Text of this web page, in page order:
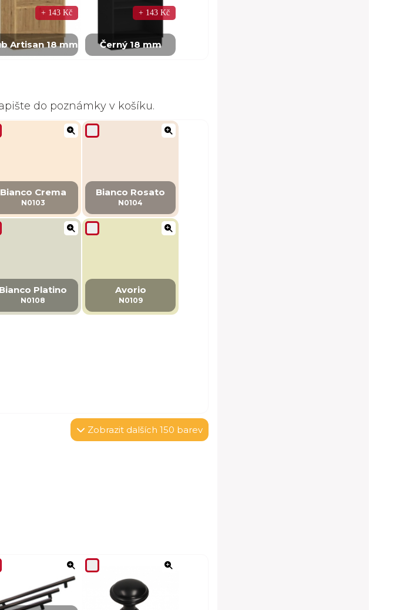
Artisan 18 mm
+ 143 Kč
Černý 18 mm
+ 143 Kč
do poznámky v košíku.
Bianco Crema
N0103
Bianco Rosato
N0104
Bianco Platino
N0108
Avorio
N0109
Zobrazit dalších 150 barev